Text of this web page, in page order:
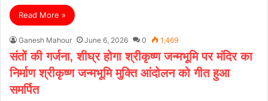
Read More »
Ganesh Mahour June 6, 2026 0 1,469
संतों की गर्जना, शीघ्र होगा श्रीकृष्ण जन्मभूमि पर मंदिर का
निर्माण श्रीकृष्ण जन्मभूमि मुक्ति आंदोलन को गीत हुआ
समर्पित